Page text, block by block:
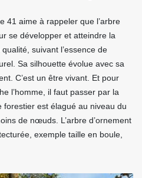
41 aime à rappeler que l’arbre
se développer et atteindre la
suivant l’essence de
Sa silhouette évolue avec sa
C’est un être vivant. Et pour
l’homme, il faut passer par la
forestier est élagué au niveau du
de nœuds. L’arbre d’ornement
exemple taille en boule,